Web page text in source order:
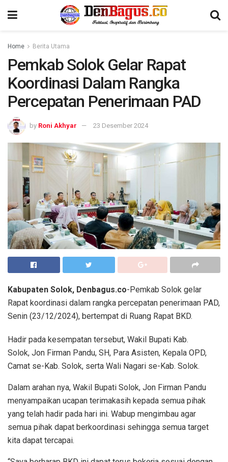
Home Berita Utama
Pemkab Solok Gelar Rapat
Koordinasi Dalam Rangka
Percepatan Penerimaan PAD
by Roni Akhyar 23 Desember 2024
Kabupaten Solok, Denbagus.co-Pemkab Solok gelar
Rapat koordinasi dalam rangka percepatan penerimaan PAD,
Senin (23/12/2024), bertempat di Ruang Rapat BKD.
Hadir pada kesempatan tersebut, Wakil Bupati Kab.
Solok, Jon Firman Pandu, SH, Para Asisten, Kepala OPD,
Camat se-Kab. Solok, serta Wali Nagari se-Kab. Solok.
Dalam arahan nya, Wakil Bupati Solok, Jon Firman Pandu
menyampaikan ucapan terimakasih kepada semua pihak
yang telah hadir pada hari ini. Wabup mengimbau agar
semua pihak dapat berkoordinasi sehingga semua target
kita dapat tercapai.